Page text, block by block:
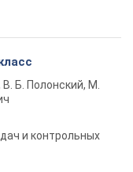
В. Б. Полонский, М.
и контрольных